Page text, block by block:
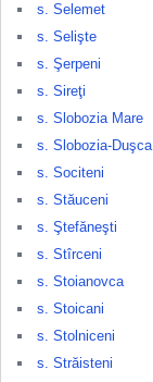
s. Selemet
s. Selişte
s. Şerpeni
s. Sireţi
s. Slobozia Mare
s. Slobozia-Duşca
s. Sociteni
s. Stăuceni
s. Ştefăneşti
s. Stîrceni
s. Stoianovca
s. Stoicani
s. Stolniceni
s. Străisteni